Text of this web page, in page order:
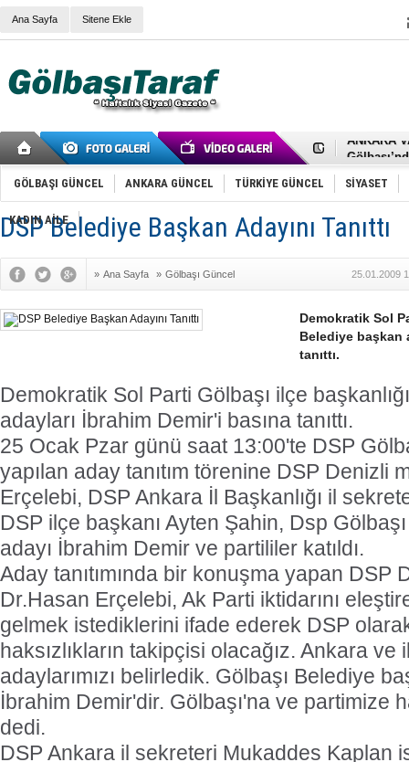
Ana Sayfa Sitene Ekle
Cemal
Samet
FAİZ
SÖZ
Mikail
Gölbaşı
İNCEK
GÖLBAŞI GÜNCEL ANKARA GÜNCEL TÜRKİYE GÜNCEL SİYASET
KADIN AİLE
DSP Belediye Başkan Adayını Tanıttı
» Ana Sayfa » Gölbaşı Güncel 25.01.2009
Demokratik Sol
Belediye başkan
tanıttı.
Demokratik Sol Parti Gölbaşı ilçe
adayları İbrahim Demir'i basına tanıttı.
25 Ocak Pzar günü saat 13:00'te DSP
yapılan aday tanıtım törenine DSP Denizli
Erçelebi, DSP Ankara İl Başkanlığı il
DSP ilçe başkanı Ayten Şahin, Dsp
adayı İbrahim Demir ve partililer katıldı.
Aday tanıtımında bir konuşma yapan DSP
Dr.Hasan Erçelebi, Ak Parti iktidarını
gelmek istediklerini ifade ederek DSP
haksızlıkların takipçisi olacağız. Ankara ve
adaylarımızı belirledik. Gölbaşı Belediye
İbrahim Demir'dir. Gölbaşı'na ve partimize
dedi.
DSP Ankara il sekreteri Mukaddes Kaplan